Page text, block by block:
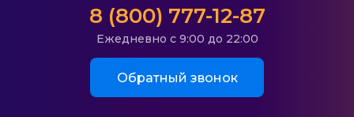
8 (800) 777-12-87
Ежедневно с 9:00 до 22:00
Обратный звонок